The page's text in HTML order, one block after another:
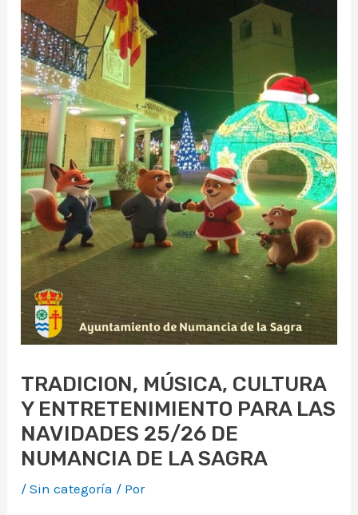
TRADICION, MÚSICA, CULTURA
Y ENTRETENIMIENTO PARA LAS
NAVIDADES 25/26 DE
NUMANCIA DE LA SAGRA
/Sin categoría / Por